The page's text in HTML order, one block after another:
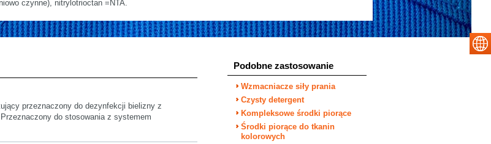
czynne), nitrylotrioctan =NTA.
przeznaczony do dezynfekcji bielizny z
do stosowania z systemem
Podobne zastosowanie
Wzmacniacze siły prania
Czysty detergent
Kompleksowe środki piorące
Środki piorące do tkanin
kolorowych
select language